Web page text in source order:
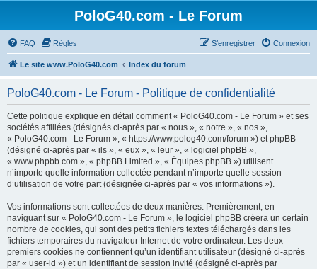
PoloG40.com - Le Forum
FAQ Règles Connexion
S’enregistrer
Le site www.PoloG40.com Index du forum
PoloG40.com - Le Forum - Politique de confidentialité
Cette politique explique en détail comment « PoloG40.com - Le Forum » et ses
sociétés affiliées (désignés ci-après par « nous », « notre », « nos »,
« PoloG40.com - Le Forum », « https://www.polog40.com/forum ») et phpBB
(désigné ci-après par « ils », « eux », « leur », « logiciel phpBB »,
« www.phpbb.com », « phpBB Limited », « Équipes phpBB ») utilisent
n’importe quelle information collectée pendant n’importe quelle session
d’utilisation de votre part (désignée ci-après par « vos informations »).
Vos informations sont collectées de deux manières. Premièrement, en
naviguant sur « PoloG40.com - Le Forum », le logiciel phpBB créera un certain
nombre de cookies, qui sont des petits fichiers textes téléchargés dans les
fichiers temporaires du navigateur Internet de votre ordinateur. Les deux
premiers cookies ne contiennent qu’un identifiant utilisateur (désigné ci-après
par « user-id ») et un identifiant de session invité (désigné ci-après par